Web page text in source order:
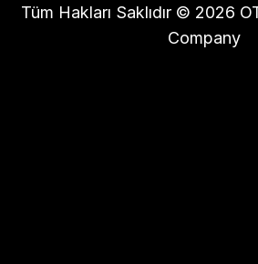
Tüm Hakları Saklıdır © 2026
Company